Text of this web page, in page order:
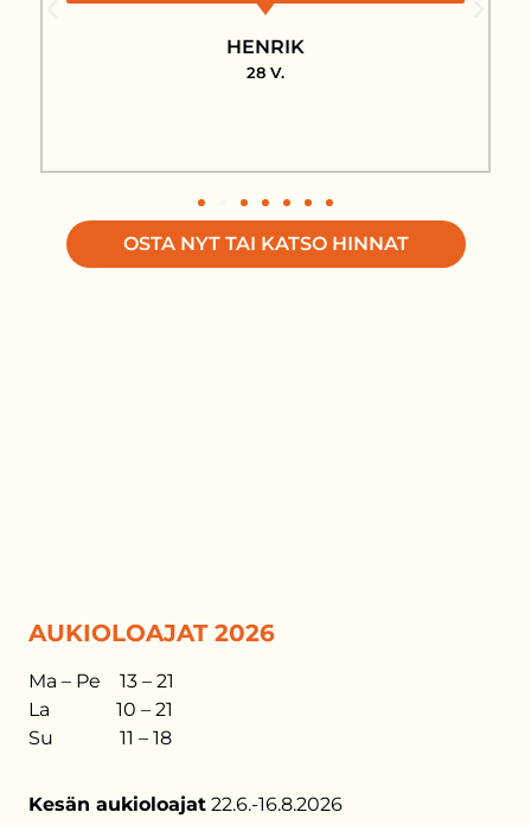
HENRIK
28 V.
OSTA NYT TAI KATSO HINNAT
AUKIOLOAJAT 2026
Ma – Pe 13 – 21
La 10 – 21
Su 11 – 18
Kesän aukioloajat 22.6.-16.8.2026